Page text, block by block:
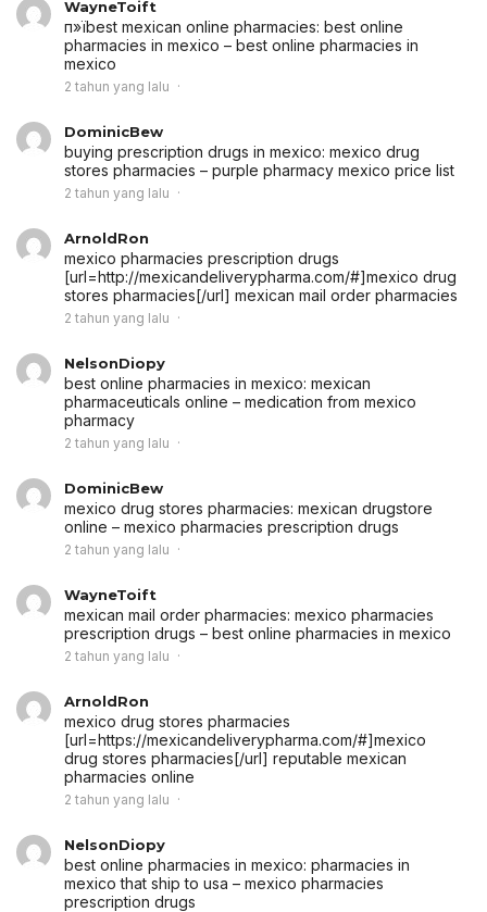
WayneToift
п»їbest mexican online pharmacies: best online
pharmacies in mexico – best online pharmacies in
mexico
2 tahun yang lalu
DominicBew
buying prescription drugs in mexico: mexico drug
stores pharmacies – purple pharmacy mexico price list
2 tahun yang lalu
ArnoldRon
mexico pharmacies prescription drugs
[url=http://mexicandeliverypharma.com/#]mexico drug
stores pharmacies[/url] mexican mail order pharmacies
2 tahun yang lalu
NelsonDiopy
best online pharmacies in mexico: mexican
pharmaceuticals online – medication from mexico
pharmacy
2 tahun yang lalu
DominicBew
mexico drug stores pharmacies: mexican drugstore
online – mexico pharmacies prescription drugs
2 tahun yang lalu
WayneToift
mexican mail order pharmacies: mexico pharmacies
prescription drugs – best online pharmacies in mexico
2 tahun yang lalu
ArnoldRon
mexico drug stores pharmacies
[url=https://mexicandeliverypharma.com/#]mexico
drug stores pharmacies[/url] reputable mexican
pharmacies online
2 tahun yang lalu
NelsonDiopy
best online pharmacies in mexico: pharmacies in
mexico that ship to usa – mexico pharmacies
prescription drugs